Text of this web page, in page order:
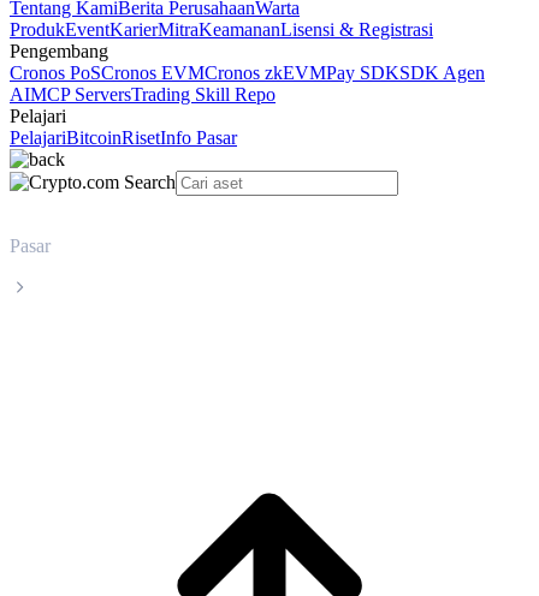
Tentang KamiBerita PerusahaanWarta
ProdukEventKarierMitraKeamananLisensi & Registrasi
Pengembang
Cronos PoSCronos EVMCronos zkEVMPay SDKSDK Agen
AIMCP ServersTrading Skill Repo
Pelajari
PelajariBitcoinRisetInfo Pasar
Pasar